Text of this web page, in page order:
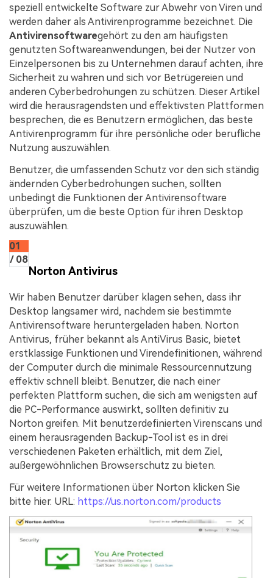
speziell entwickelte Software zur Abwehr von Viren und
werden daher als Antivirenprogramme bezeichnet. Die
Antivirensoftwaregehört zu den am häufigsten
genutzten Softwareanwendungen, bei der Nutzer von
Einzelpersonen bis zu Unternehmen darauf achten, ihre
Sicherheit zu wahren und sich vor Betrügereien und
anderen Cyberbedrohungen zu schützen. Dieser Artikel
wird die herausragendsten und effektivsten Plattformen
besprechen, die es Benutzern ermöglichen, das beste
Antivirenprogramm für ihre persönliche oder berufliche
Nutzung auszuwählen.
Benutzer, die umfassenden Schutz vor den sich ständig
ändernden Cyberbedrohungen suchen, sollten
unbedingt die Funktionen der Antivirensoftware
überprüfen, um die beste Option für ihren Desktop
auszuwählen.
01
/ 08
Norton Antivirus
Wir haben Benutzer darüber klagen sehen, dass ihr
Desktop langsamer wird, nachdem sie bestimmte
Antivirensoftware heruntergeladen haben. Norton
Antivirus, früher bekannt als AntiVirus Basic, bietet
erstklassige Funktionen und Virendefinitionen, während
der Computer durch die minimale Ressourcennutzung
effektiv schnell bleibt. Benutzer, die nach einer
perfekten Plattform suchen, die sich am wenigsten auf
die PC-Performance auswirkt, sollten definitiv zu
Norton greifen. Mit benutzerdefinierten Virenscans und
einem herausragenden Backup-Tool ist es in drei
verschiedenen Paketen erhältlich, mit dem Ziel,
außergewöhnlichen Browserschutz zu bieten.
Für weitere Informationen über Norton klicken Sie
bitte hier. URL: https://us.norton.com/products